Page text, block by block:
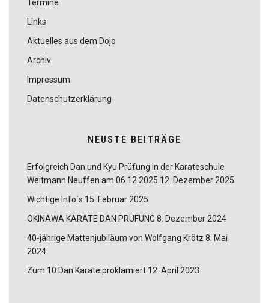
Termine
Links
Aktuelles aus dem Dojo
Archiv
Impressum
Datenschutzerklärung
NEUSTE BEITRÄGE
Erfolgreich Dan und Kyu Prüfung in der Karateschule
Weitmann Neuffen am 06.12.2025 12. Dezember 2025
Wichtige Info`s 15. Februar 2025
OKINAWA KARATE DAN PRÜFUNG 8. Dezember 2024
40-jährige Mattenjubiläum von Wolfgang Krötz 8. Mai
2024
Zum 10 Dan Karate proklamiert 12. April 2023